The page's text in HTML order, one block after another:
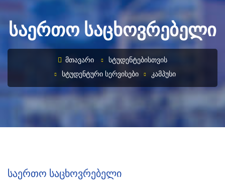
ᲡᲐᲔᲠᲗᲝ ᲡᲐᲪᲮᲝᲕᲠᲔᲑᲔᲚᲘ
ᲛᲗᲐᲕᲐᲠᲘ
ᲡᲢᲣᲓᲔᲜᲢᲔᲑᲘᲡᲗᲕᲘᲡ
ᲡᲢᲣᲓᲔᲜᲢᲣᲠᲘ ᲡᲔᲠᲕᲘᲡᲔᲑᲘ
ᲙᲐᲛᲞᲣᲡᲘ
Საერთო Საცხოვრებელი